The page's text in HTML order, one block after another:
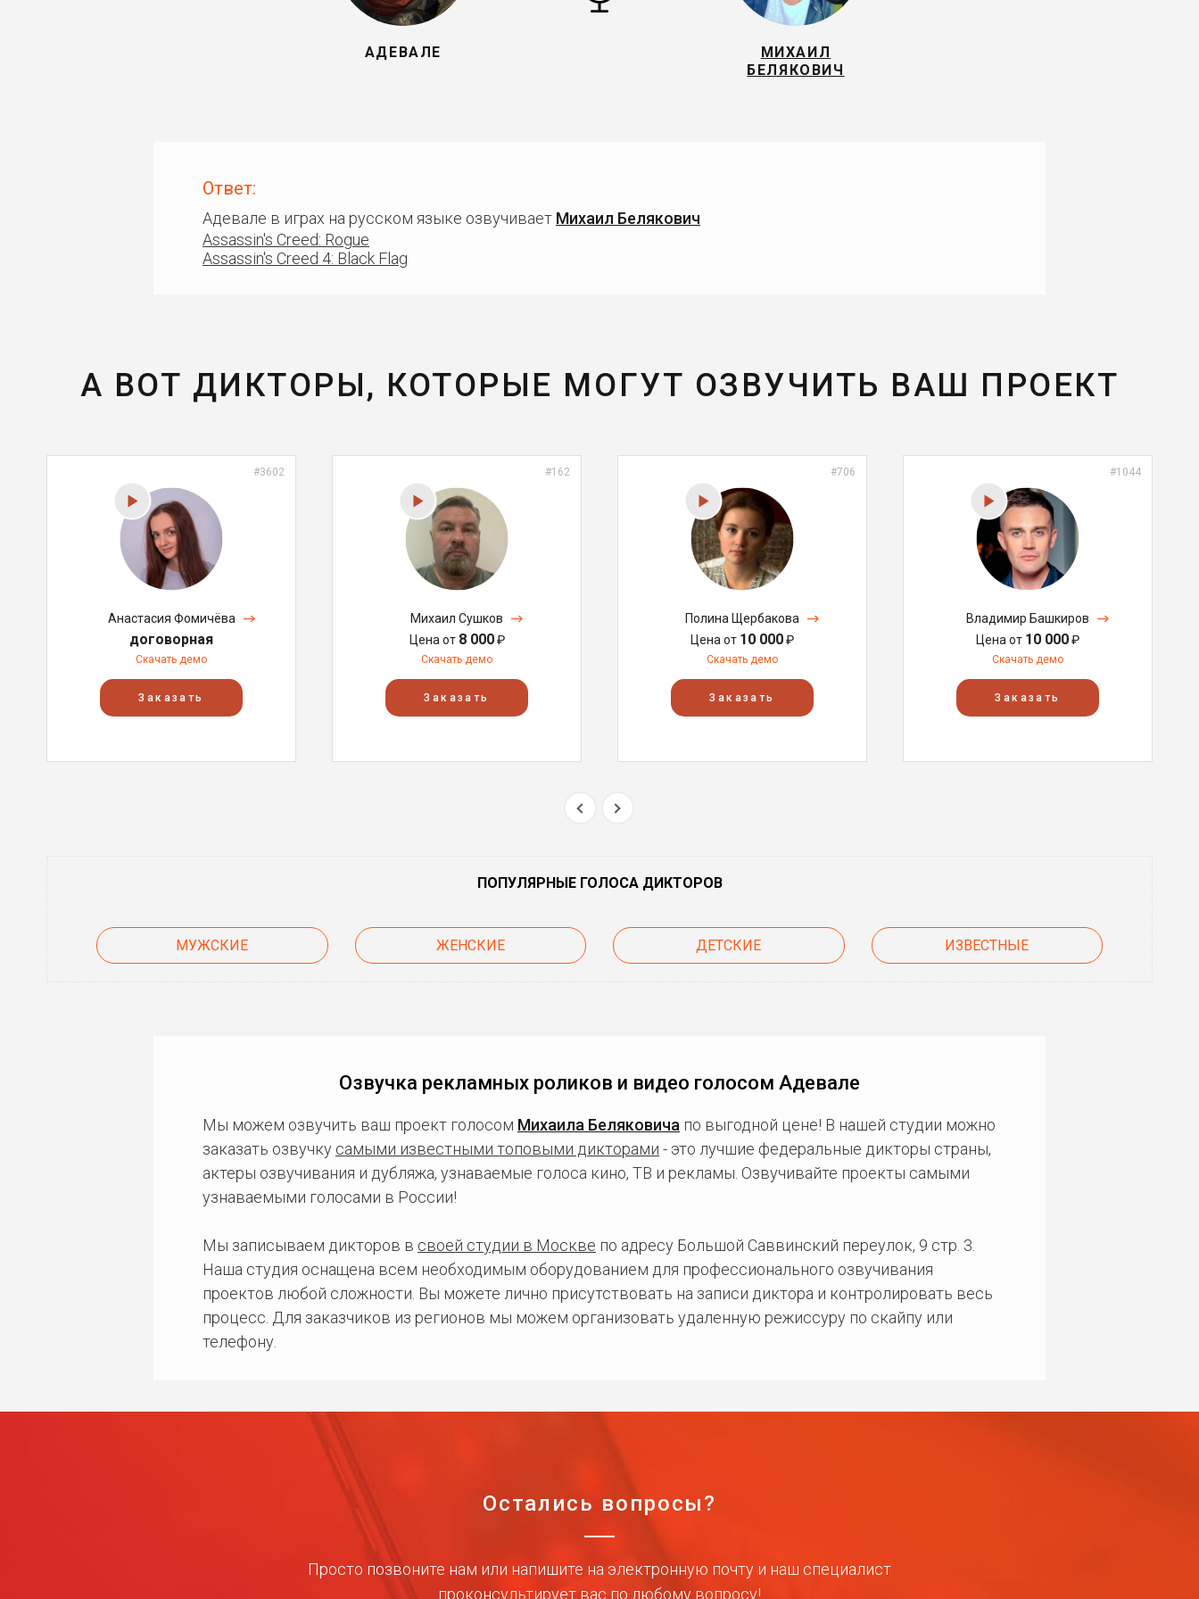
АДЕВАЛЕ
МИХАИЛ
БЕЛЯКОВИЧ
Ответ:
Адевале в играх на русском языке озвучивает Михаил Белякович
Assassin's Creed: Rogue
Assassin's Creed 4: Black Flag
А ВОТ ДИКТОРЫ, КОТОРЫЕ МОГУТ ОЗВУЧИТЬ ВАШ ПРОЕКТ
#3602
Анастасия Фомичёва
договорная
Скачать демо
Заказать
#162
Михаил Сушков
Цена от 8 000₽
Скачать демо
Заказать
#706
Полина Щербакова
Цена от 10 000₽
Скачать демо
Заказать
#1044
Владимир Башкиров
Цена от 10 000₽
Скачать демо
Заказать
ПОПУЛЯРНЫЕ ГОЛОСА ДИКТОРОВ
МУЖСКИЕ ЖЕНСКИЕ ДЕТСКИЕ ИЗВЕСТНЫЕ
Озвучка рекламных роликов и видео голосом Адевале
Мы можем озвучить ваш проект голосом Михаила Беляковича по выгодной цене! В нашей студии можно
заказать озвучку самыми известными топовыми дикторами - это лучшие федеральные дикторы страны,
актеры озвучивания и дубляжа, узнаваемые голоса кино, ТВ и рекламы. Озвучивайте проекты самыми
узнаваемыми голосами в России!
Мы записываем дикторов в своей студии в Москве по адресу Большой Саввинский переулок, 9 стр. 3.
Наша студия оснащена всем необходимым оборудованием для профессионального озвучивания
проектов любой сложности. Вы можете лично присутствовать на записи диктора и контролировать весь
процесс. Для заказчиков из регионов мы можем организовать удаленную режиссуру по скайпу или
телефону.
Остались вопросы?
Просто позвоните нам или напишите на электронную почту и наш специалист
проконсультирует вас по любому вопросу!